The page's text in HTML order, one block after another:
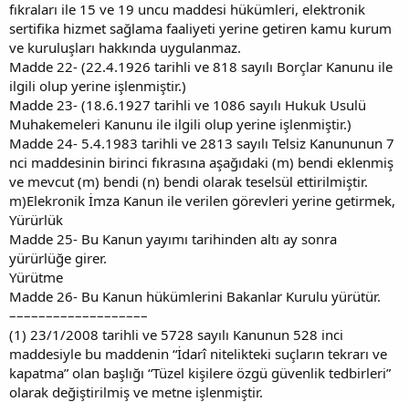
fıkraları ile 15 ve 19 uncu maddesi hükümleri, elektronik
sertifika hizmet sağlama faaliyeti yerine getiren kamu kurum
ve kuruluşları hakkında uygulanmaz.
Madde 22- (22.4.1926 tarihli ve 818 sayılı Borçlar Kanunu ile
ilgili olup yerine işlenmiştir.)
Madde 23- (18.6.1927 tarihli ve 1086 sayılı Hukuk Usulü
Muhakemeleri Kanunu ile ilgili olup yerine işlenmiştir.)
Madde 24- 5.4.1983 tarihli ve 2813 sayılı Telsiz Kanununun 7
nci maddesinin birinci fıkrasına aşağıdaki (m) bendi eklenmiş
ve mevcut (m) bendi (n) bendi olarak teselsül ettirilmiştir.
m)Elekronik İmza Kanun ile verilen görevleri yerine getirmek,
Yürürlük
Madde 25- Bu Kanun yayımı tarihinden altı ay sonra
yürürlüğe girer.
Yürütme
Madde 26- Bu Kanun hükümlerini Bakanlar Kurulu yürütür.
–––––––––––––––––––
(1) 23/1/2008 tarihli ve 5728 sayılı Kanunun 528 inci
maddesiyle bu maddenin “İdarî nitelikteki suçların tekrarı ve
kapatma” olan başlığı “Tüzel kişilere özgü güvenlik tedbirleri”
olarak değiştirilmiş ve metne işlenmiştir.